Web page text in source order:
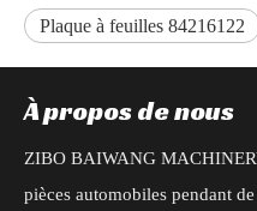
Plaque à feuilles 84216122
À propos de nous
ZIBO BAIWANG
pièces automobiles pendant